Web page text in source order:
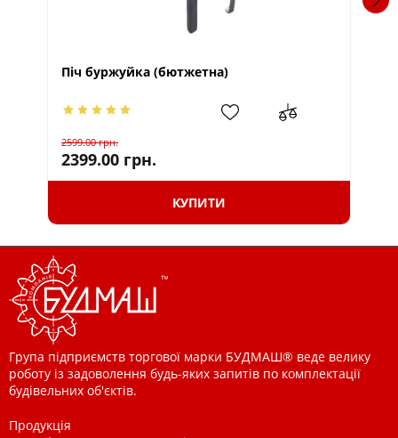
Піч буржуйка (бютжетна)
2599.00грн.
2399.00 грн.
КУПИТИ
Група підприємств торгової марки БУДМАШ® веде велику
роботу із задоволення будь-яких запитів по комплектації
будівельних об'єктів.
Продукція